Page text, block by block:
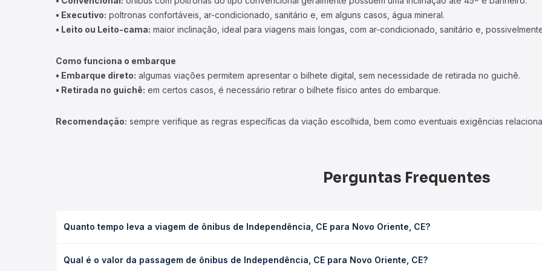
• Executivo: poltronas confortáveis, ar-condicionado, sanitário e, em alguns casos, água mineral.
• Leito ou Leito-cama: maior inclinação, ideal para viagens mais longas, com ar-condicionado, sanitário e,
Como funciona o embarque
• Embarque direto: algumas viações permitem apresentar o bilhete digital, sem necessidade de retirada no guichê.
• Retirada no guichê: em certos casos, é necessário retirar o bilhete físico antes do embarque.
Recomendação: sempre verifique as regras específicas da viação escolhida, bem como eventuais exigências
Perguntas Frequentes
Quanto tempo leva a viagem de ônibus de Independência, CE para Novo Oriente, CE?
ou leito) e as condições de tráfego. Na Quero Passagem você consulta os horários disponíveis e vê a duração exata
Qual é o valor da passagem de ônibus de Independência, CE para Novo Oriente, CE?